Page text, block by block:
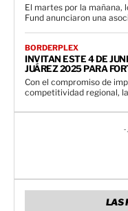
El martes por la mañana,
Fund anunciaron una
BORDERPLEX
INVITAN ESTE 4 DE
JUÁREZ 2025 PARA
Con el compromiso de
competitividad regional,
-
LAS